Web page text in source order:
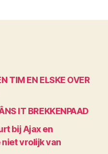
TIM EN ELSKE OVER
IT BREKKENPAAD
bij Ajax en
niet vrolijk van